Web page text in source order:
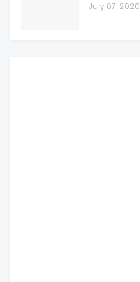
July 07, 2020